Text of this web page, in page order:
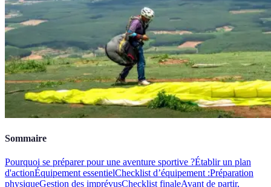
Sommaire
Pourquoi se préparer pour une aventure sportive ?Établir un plan
d'actionÉquipement essentielChecklist d’équipement :Préparation
physiqueGestion des imprévusChecklist finaleAvant de partir,